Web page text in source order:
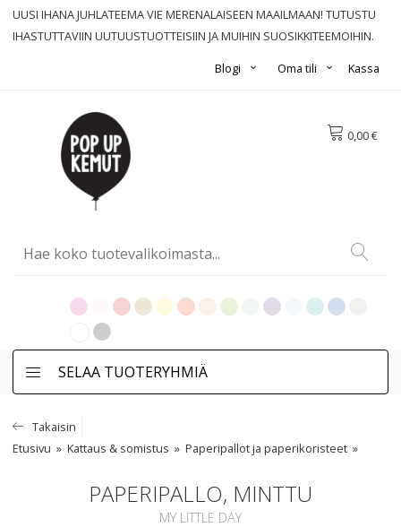
UUSI IHANA JUHLATEEMA VIE MERENALAISEEN MAAILMAAN! TUTUSTU
IHASTUTTAVIIN UUTUUSTUOTTEISIIN JA MUIHIN SUOSIKKITEEMOIHIN.
Kassa
Oma tili
Blogi
0,00 €
SELAA TUOTERYHMIÄ
Takaisin
Etusivu
Kattaus & somistus Paperipallot ja paperikoristeet
PAPERIPALLO, MINTTU
MY LITTLE DAY